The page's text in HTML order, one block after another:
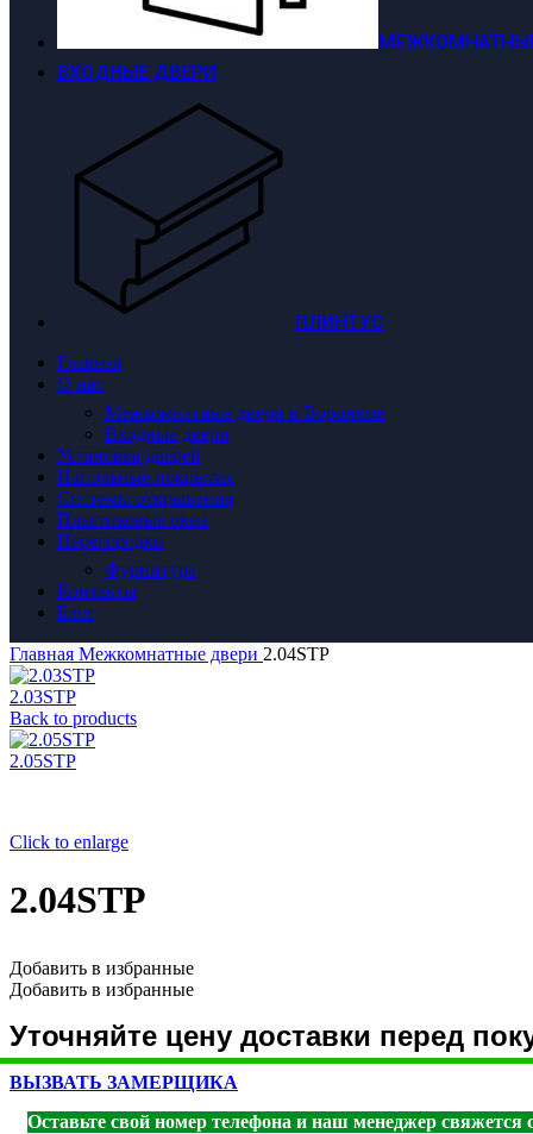
ВХОДНЫЕ ДВЕРИ
ПЛИНТУС
Главная
О нас
Межкомнатные двери в Воронеже
Входные двери
Установка дверей
Напольные покрытия
Системы открывания
Пластиковые окна
Перегородки
Фурнитура
Контакты
Блог
Главная Межкомнатные двери 2.04STP
2.03STP
Back to products
2.05STP
Click to enlarge
2.04STP
Добавить в избранные
Добавить в избранные
Уточняйте цену доставки перед
ВЫЗВАТЬ ЗАМЕРЩИКА
Оставьте свой номер телефона и наш менеджер свяжется